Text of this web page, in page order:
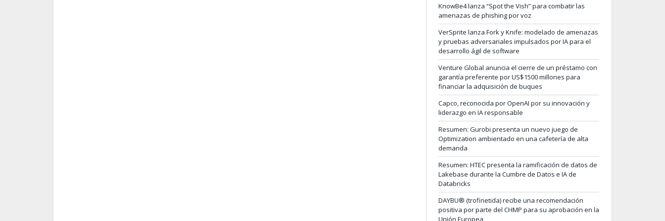
KnowBe4 lanza “Spot the Vish” para combatir las
amenazas de phishing por voz
VerSprite lanza Fork y Knife: modelado de amenazas
y pruebas adversariales impulsados por IA para el
desarrollo ágil de software
Venture Global anuncia el cierre de un préstamo con
garantía preferente por US$1500 millones para
financiar la adquisición de buques
Capco, reconocida por OpenAI por su innovación y
liderazgo en IA responsable
Resumen: Gurobi presenta un nuevo juego de
Optimization ambientado en una cafetería de alta
demanda
Resumen: HTEC presenta la ramificación de datos de
Lakebase durante la Cumbre de Datos e IA de
Databricks
DAYBU® (trofinetida) recibe una recomendación
positiva por parte del CHMP para su aprobación en la
Unión Europea